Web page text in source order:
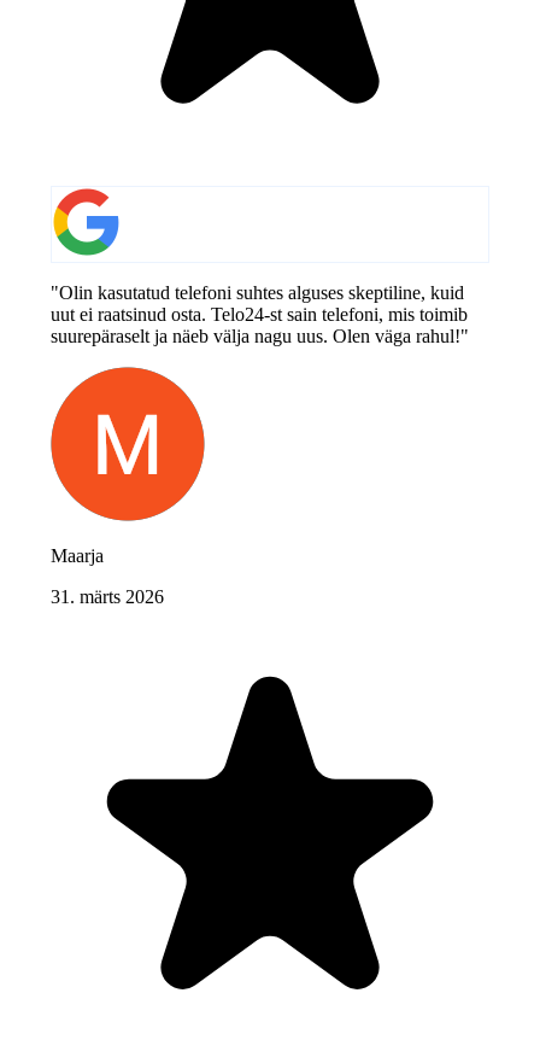
"Olin kasutatud telefoni suhtes alguses skeptiline, kuid
uut ei raatsinud osta. Telo24-st sain telefoni, mis toimib
suurepäraselt ja näeb välja nagu uus. Olen väga rahul!"
Maarja
31. märts 2026